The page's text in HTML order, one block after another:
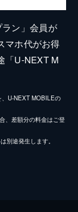
ラン」会員が
マホ代がお得
「U-NEXT M
U-NEXT MOBILEの
、差額分の料金はご登
別途発生します。